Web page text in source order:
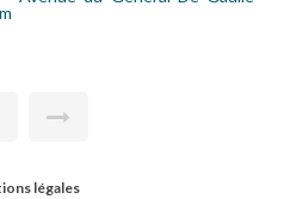
sol. Accès sécurisé avec
légales